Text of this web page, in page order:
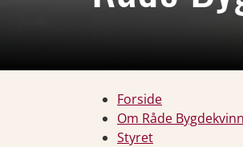
Forside
Om Råde
Styret